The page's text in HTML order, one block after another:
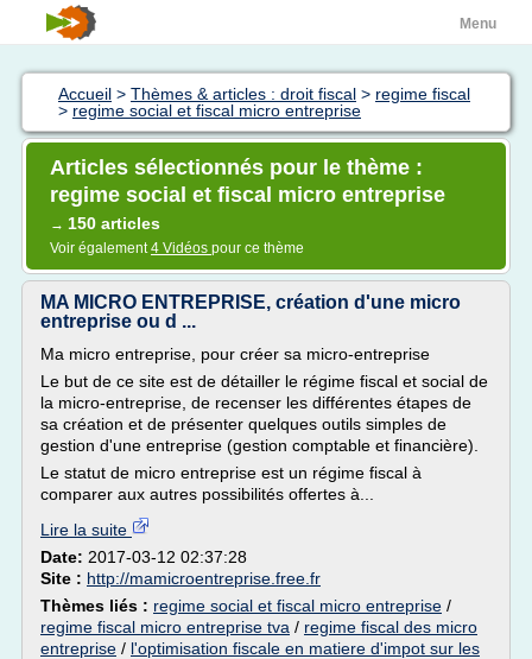
Menu
Accueil > Thèmes & articles : droit fiscal > regime fiscal
> regime social et fiscal micro entreprise
Articles sélectionnés pour le thème :
regime social et fiscal micro entreprise
→ 150 articles
Voir également4 Vidéos pour ce thème
MA MICRO ENTREPRISE, création d'une micro
entreprise ou d ...
Ma micro entreprise, pour créer sa micro-entreprise
Le but de ce site est de détailler le régime fiscal et social de
la micro-entreprise, de recenser les différentes étapes de
sa création et de présenter quelques outils simples de
gestion d'une entreprise (gestion comptable et financière).
Le statut de micro entreprise est un régime fiscal à
comparer aux autres possibilités offertes à...
Lire la suite
Date: 2017-03-12 02:37:28
Site : http://mamicroentreprise.free.fr
Thèmes liés : regime social et fiscal micro entreprise /
regime fiscal micro entreprise tva / regime fiscal des micro
entreprise / l'optimisation fiscale en matiere d'impot sur les